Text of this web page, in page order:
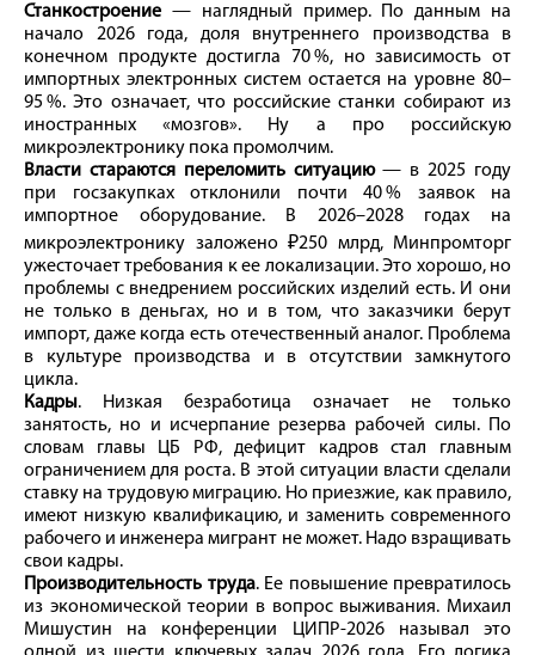
Станкостроение — наглядный пример. По данным на
начало 2026 года, доля внутреннего производства в
конечном продукте достигла 70 %, но зависимость от
импортных электронных систем остается на уровне 80–
95 %. Это означает, что российские станки собирают из
иностранных «мозгов». Ну а про российскую
микроэлектронику пока промолчим.
Власти стараются переломить ситуацию— в 2025 году
при госзакупках отклонили почти 40 % заявок на
импортное оборудование. В 2026–2028 годах на
микроэлектронику заложено ₽250 млрд, Минпромторг
ужесточает требования к ее локализации. Это хорошо, но
проблемы с внедрением российских изделий есть. И они
не только в деньгах, но и в том, что заказчики берут
импорт, даже когда есть отечественный аналог. Проблема
в культуре производства и в отсутствии замкнутого
цикла.
Кадры. Низкая безработица означает не только
занятость, но и исчерпание резерва рабочей силы. По
словам главы ЦБ РФ, дефицит кадров стал главным
ограничением для роста. В этой ситуации власти сделали
ставку на трудовую миграцию. Но приезжие, как правило,
имеют низкую квалификацию, и заменить современного
рабочего и инженера мигрант не может. Надо взращивать
свои кадры.
Производительность труда. Ее повышение превратилось
из экономической теории в вопрос выживания. Михаил
Мишустин на конференции ЦИПР‑2026 называл это